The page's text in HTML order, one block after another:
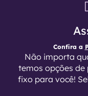
Confira a
Não importa
temos opções de
fixo para você!